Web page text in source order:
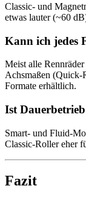
Classic- und
etwas lauter (~60
Kann ich jedes
Meist alle
Achsmaßen (Quick-
Formate erhältlich.
Ist
Smart- und Fluid-
Classic-Roller eher
Fazit